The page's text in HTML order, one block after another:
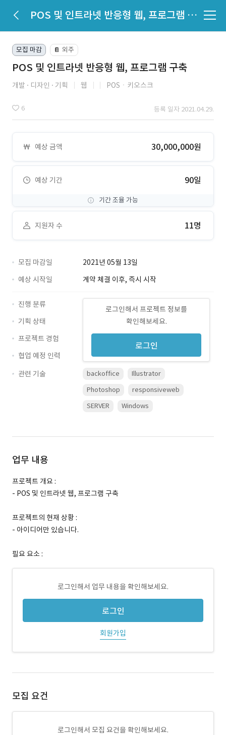
POS 및 인트라넷 반응형 웹, 프로그램 구축
모집 마감 📔 외주
POS 및 인트라넷 반응형 웹, 프로그램 구축
개발 디자인 기획 웹 POSㆍ키오스크
6 등록 일자 2021.04.29.
예상 금액 30,000,000원
예상 기간 90일
기간 조율 가능
지원자 수 11명
모집 마감일
2021년 05월 13일
예상 시작일
계약 체결 이후, 즉시 시작
로그인해서 프로젝트 정보를
확인해보세요.
로그인
진행 분류
기획 상태
프로젝트 경험
협업 예정 인력
관련 기술
backoffice
Illustrator
Photoshop
responsiveweb
SERVER
Windows
업무 내용
프로젝트 개요 :
- POS 및 인트라넷 웹, 프로그램 구축
프로젝트의 현재 상황 :
- 아이디어만 있습니다.
필요 요소 :
로그인해서 업무 내용을 확인해보세요.
로그인
회원가입
모집 요건
로그인해서 모집 요건을 확인해보세요.